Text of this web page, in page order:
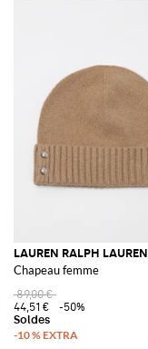
LAUREN RALPH LAUREN
Chapeau femme
89,00 €
44,51 €
-50%